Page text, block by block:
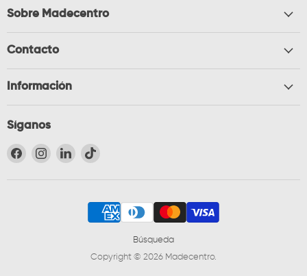
Sobre Madecentro
Contacto
Información
Síganos
Encuéntrenos en Facebook
Encuéntrenos en Instagram
Encuéntrenos en LinkedIn
Encuéntrenos en TikTok
Búsqueda
Copyright © 2026 Madecentro.